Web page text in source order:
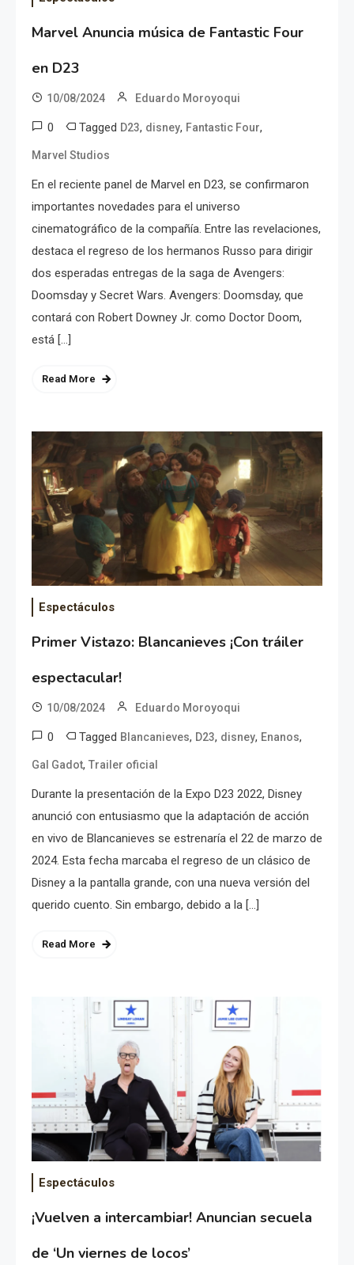
Marvel Anuncia música de Fantastic Four
en D23
10/08/2024 Eduardo Moroyoqui
0 Tagged D23, disney, Fantastic Four,
Marvel Studios
En el reciente panel de Marvel en D23, se confirmaron
importantes novedades para el universo
cinematográfico de la compañía. Entre las revelaciones,
destaca el regreso de los hermanos Russo para dirigir
dos esperadas entregas de la saga de Avengers:
Doomsday y Secret Wars. Avengers: Doomsday, que
contará con Robert Downey Jr. como Doctor Doom,
está […]
Read More
Espectáculos
Primer Vistazo: Blancanieves ¡Con tráiler
espectacular!
10/08/2024 Eduardo Moroyoqui
0 Tagged Blancanieves, D23, disney, Enanos,
Gal Gadot, Trailer oficial
Durante la presentación de la Expo D23 2022, Disney
anunció con entusiasmo que la adaptación de acción
en vivo de Blancanieves se estrenaría el 22 de marzo de
2024. Esta fecha marcaba el regreso de un clásico de
Disney a la pantalla grande, con una nueva versión del
querido cuento. Sin embargo, debido a la […]
Read More
Espectáculos
¡Vuelven a intercambiar! Anuncian secuela
de ‘Un viernes de locos’